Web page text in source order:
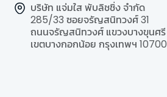
บริษัท แจ่มใส พับลิชชิ่ง จำกัด
285/33 ซอยจรัญสนิทวงศ์ 31
ถนนจรัญสนิทวงศ์ แขวงบางขุนศรี
เขตบางกอกน้อย กรุงเทพฯ 10700